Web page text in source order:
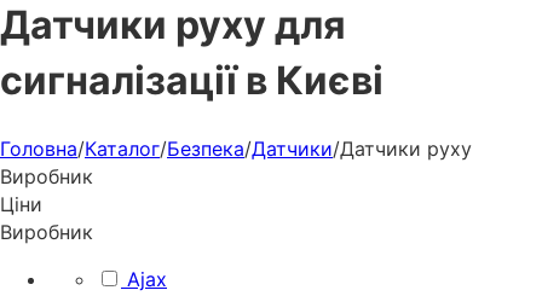
Датчики руху для
сигналізації в Києві
Головна/Каталог/Безпека/Датчики/Датчики руху
Виробник
Ціни
Виробник
Ajax